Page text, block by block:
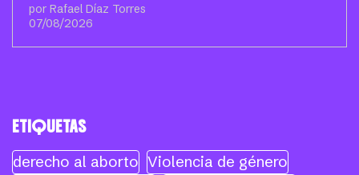
por Rafael Díaz Torres
07/08/2026
ETIQUETAS
derecho al aborto Violencia de género